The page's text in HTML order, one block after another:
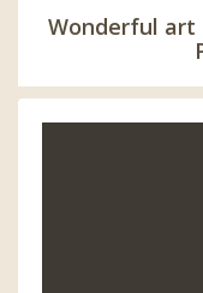
Wonderful art